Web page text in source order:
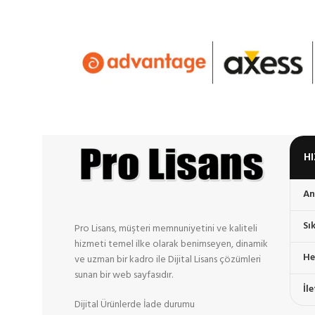
slui 3 yazıp enter ‘a basıyoruz. Mevcut key bilgilerini
Command Line toActivate
windowsu etkinleştiriyoruz.
Windows Server 2016 Standart
kurulur.
https://www.microsoft.com/en-us/evalcenter/evaluate-
Pro Lisans, müşteri memnuniyetini ve kaliteli
hizmeti temel ilke olarak benimseyen, dinamik
ve uzman bir kadro ile Dijital Lisans çözümleri
sunan bir web sayfasıdır.
Dijital Ürünlerde İade durumu